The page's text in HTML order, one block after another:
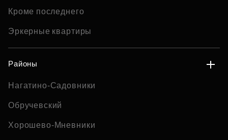
Кроме последнего
Эркерные квартиры
Районы
Нагатино-Садовники
Обручевский
Хорошево-Мневники